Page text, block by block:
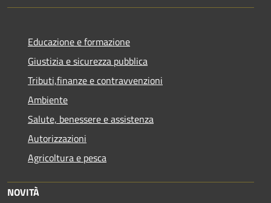
Educazione e formazione
Giustizia e sicurezza pubblica
Tributi,finanze e contravvenzioni
Ambiente
Salute, benessere e assistenza
Autorizzazioni
Agricoltura e pesca
NOVITÀ